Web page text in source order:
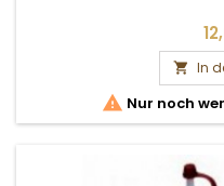
 In
 Nur noch